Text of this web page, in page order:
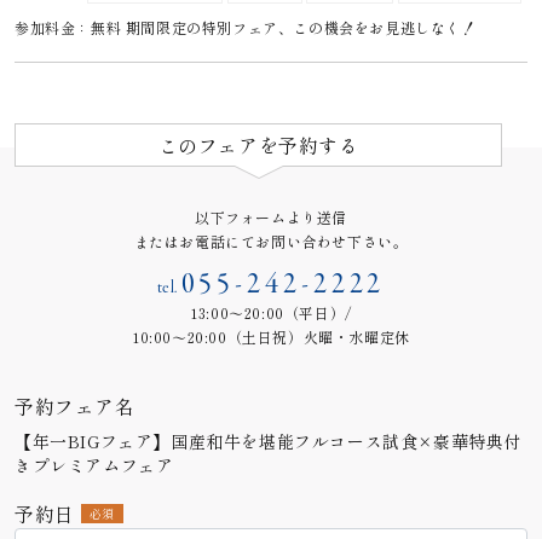
参加料金：無料 期間限定の特別フェア、この機会をお見逃しなく！
このフェアを予約する
以下フォームより送信
またはお電話にてお問い合わせ下さい。
tel. 055-242-2222
13:00～20:00（平日）/
10:00～20:00（土日祝）火曜・水曜定休
予約フェア名
【年一BIGフェア】国産和牛を堪能フルコース試食×豪華特典付
きプレミアムフェア
予約日 必須